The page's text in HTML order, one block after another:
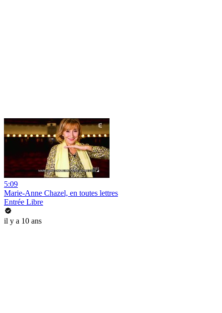
5:09
Marie-Anne Chazel, en toutes lettres
Entrée Libre
il y a 10 ans